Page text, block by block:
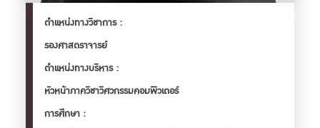
ตำเเหน่งทางวิชาการ :
รองศาสตราจารย์
ตำเเหน่งทางบริหาร :
หัวหน้าภาควิชาวิศวกรรมคอมพิวเตอร์
การศึกษา :